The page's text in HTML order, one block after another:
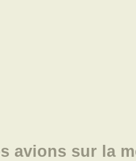
avions sur la